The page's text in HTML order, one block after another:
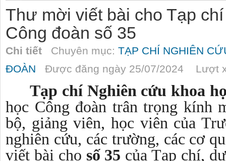
Thư mời viết bài cho Tạp
Công đoàn số 35
Chi tiết Chuyên mục: TẠP CHÍ NGHIÊN
ĐOÀN Được đăng ngày 25/07/2024 Lượt
Tạp chí Nghiên cứu khoa
học Công đoàn trân trọng kính
bộ, giảng viên, học viên của
nghiên cứu, các trường, các cơ
viết bài cho số 35 của Tạp chí,